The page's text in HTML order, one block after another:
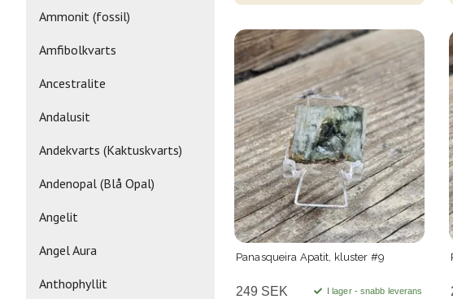
Ammonit (fossil)
Amfibolkvarts
Ancestralite
Andalusit
Andekvarts (Kaktuskvarts)
Andenopal (Blå Opal)
Angelit
Angel Aura
Anthophyllit
Panasqueira Apatit, kluster #9
249 SEK I lager - snabb leverans